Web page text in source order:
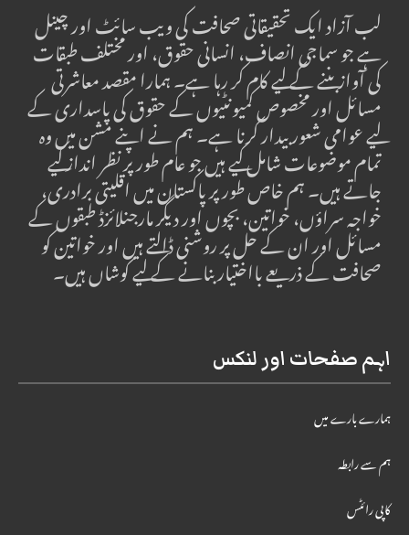
لب آزاد ایک تحقیقاتی صحافت کی ویب سائٹ اور چینل
ہے جو سماجی انصاف، انسانی حقوق، اور مختلف طبقات
کی آواز بننے کے لیے کام کر رہا ہے۔ ہمارا مقصد معاشرتی
مسائل اور مخصوص کمیونٹیوں کے حقوق کی پاسداری کے
لیے عوامی شعور بیدار کرنا ہے۔ ہم نے اپنے مشن میں وہ
تمام موضوعات شامل کیے ہیں جو عام طور پر نظر انداز کیے
جاتے ہیں۔ ہم خاص طور پر پاکستان میں اقلیتی برادری،
خواجہ سراؤں، خواتین، بچوں اور دیگر مارجنلائزڈ طبقوں کے
مسائل اور ان کے حل پر روشنی ڈالتے ہیں اور خواتین کو
صحافت کے ذریعے بااختیار بنانے کے لیے کوشاں ہیں۔
اہم صفحات اور لنکس
ہمارے بارے میں
ہم سے رابطہ
کاپی رائٹس